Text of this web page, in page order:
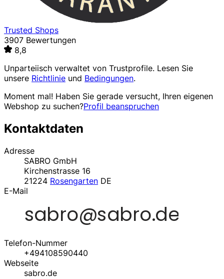
Trusted Shops
3907 Bewertungen
8,8
Unparteiisch verwaltet von Trustprofile. Lesen Sie
unsere Richtlinie und Bedingungen.
Moment mal! Haben Sie gerade versucht, Ihren eigenen
Webshop zu suchen?Profil beanspruchen
Kontaktdaten
Adresse
SABRO GmbH
Kirchenstrasse 16
21224 Rosengarten DE
E-Mail
Telefon-Nummer
+494108590440
Webseite
sabro.de